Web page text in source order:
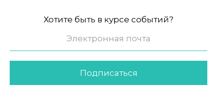
Хотите быть в курсе событий?
Подписаться